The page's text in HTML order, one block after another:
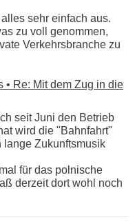
sehr einfach aus.
zu voll genommen,
Verkehrsbranche zu
• Re: Mit dem Zug in die
seit Juni den Betrieb
wird die "Bahnfahrt"
lange Zukunftsmusik
für das polnische
derzeit dort wohl noch